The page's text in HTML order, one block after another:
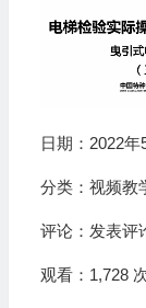
日期：2022年
分类： 视频教
评论： 发表评
观看：1,728